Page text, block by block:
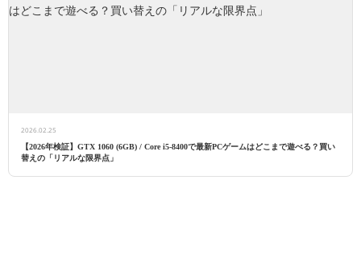
2026.02.25
【2026年検証】GTX 1060 (6GB) / Core i5-8400で最新PCゲームはどこまで遊べる？買い
替えの「リアルな限界点」